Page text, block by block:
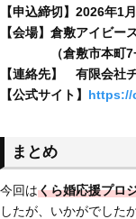
【申込締切】2026年1
【会場】倉敷アイビ
（倉敷市本町
【連絡先】 有限会社
【公式サイト】 https://
まとめ
今回はくら婚応援プロ
したが、いかがでした